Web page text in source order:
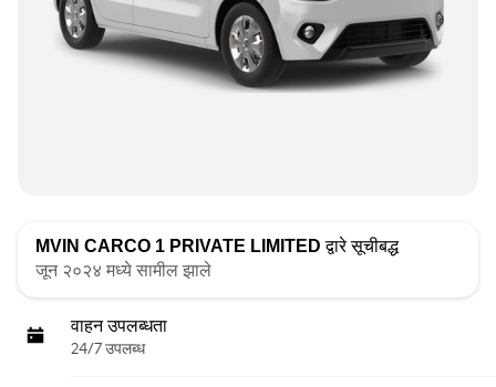
MVIN CARCO 1 PRIVATE LIMITED द्वारे सूचीबद्ध
जून २०२४ मध्ये सामील झाले
वाहन उपलब्धता
24/7 उपलब्ध